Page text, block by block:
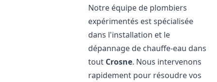
Notre équipe de plombiers
expérimentés est spécialisée
dans l'installation et le
dépannage de chauffe-eau dans
tout Crosne. Nous intervenons
rapidement pour résoudre vos